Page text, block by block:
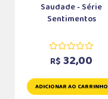
Saudade - Série
Sentimentos
R$ 32,00
ADICIONAR AO CARRINHO